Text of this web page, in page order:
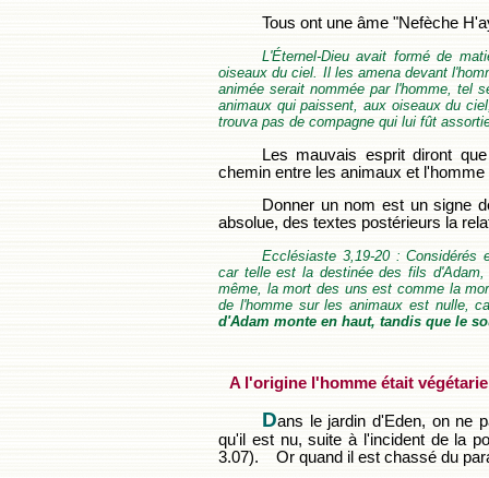
Tous ont une âme "Nefèche
L'Éternel-Dieu avait formé de
oiseaux du ciel. Il les amena devant
animée serait nommée par l'homme, tel
animaux qui paissent, aux oiseaux du
trouva pas de compagne qui lui fût
Les mauvais esprit diront
chemin entre les animaux et
Donner un nom est un signe
absolue, des textes postérieurs la
Ecclésiaste 3,19-20 : Considérés
car telle est la destinée des fils
même, la mort des uns est comme la
de l'homme sur les animaux est nulle,
d'Adam monte en haut, tandis que le
A l'origine l'homme était
Dans le jardin d'Eden, on ne
qu'il est nu, suite à l'incident de la
3.07). Or quand il est chassé du